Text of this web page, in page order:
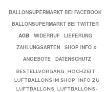
BALLONSUPERMARKT BEI FACEBOOK
BALLONSUPERMARKT BEI TWITTER
AGB
WIDERRUF
LIEFERUNG
ZAHLUNGSARTEN
SHOP INFO &
ANGEBOTE
DATENSCHUTZ
BESTELLVORGANG
HOCHZEIT
LUFTBALLONS IM SHOP
INFO ZU
LUFTBALLONS LUFTBALLONS-